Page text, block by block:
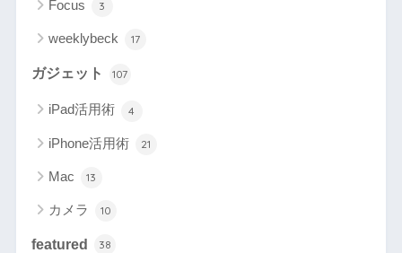
Focus 3
weeklybeck 17
ガジェット 107
iPad活用術 4
iPhone活用術 21
Mac 13
カメラ 10
featured 38